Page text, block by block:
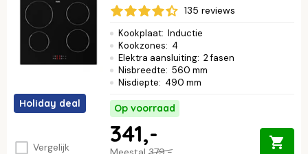
Holiday deal
Vergelijk
135 reviews
Kookplaat: Inductie
Kookzones: 4
Elektra aansluiting: 2 fasen
Nisbreedte: 560 mm
Nisdiepte: 490 mm
Op voorraad
341,-